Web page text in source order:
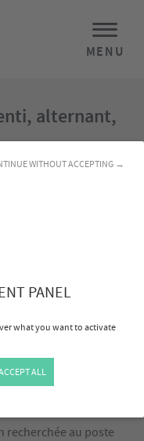
PANEL
what you want to activate
WITHOUT ACCEPTING →
ALL
MENU
alternant,
les
posture,
une
dans un
au poste